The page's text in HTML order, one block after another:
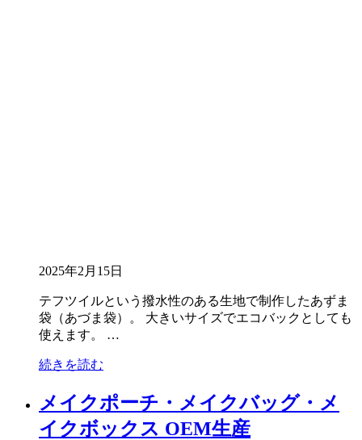
2025年2月15日
テフツイルという撥水性のある生地で制作したあずま
袋（あづま袋）。 大きいサイズでエコバックとしても
使えます。 …
続きを読む
メイクポーチ・メイクバッグ・メ
イクボックス OEM生産